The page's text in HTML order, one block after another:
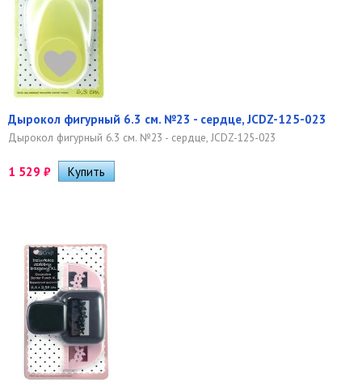
Дырокол фигурный 6.3 см. №23 - сердце, JCDZ-125-023
Дырокол фигурный 6.3 см. №23 - сердце, JCDZ-125-023
1 529 ₽